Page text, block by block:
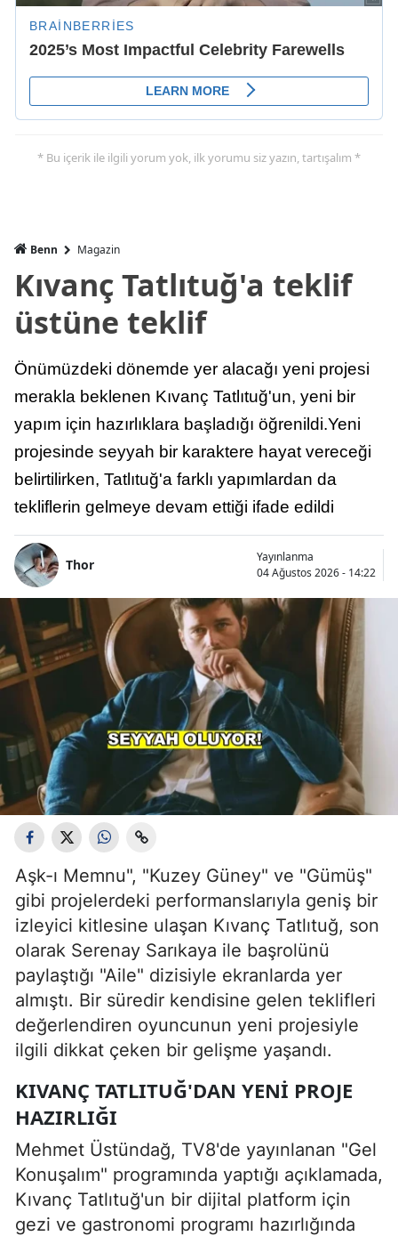
* Bu içerik ile ilgili yorum yok, ilk yorumu siz yazın, tartışalım *
Benn Magazin
Kıvanç Tatlıtuğ'a teklif
üstüne teklif
Önümüzdeki dönemde yer alacağı yeni projesi
merakla beklenen Kıvanç Tatlıtuğ'un, yeni bir
yapım için hazırlıklara başladığı öğrenildi.Yeni
projesinde seyyah bir karaktere hayat vereceği
belirtilirken, Tatlıtuğ'a farklı yapımlardan da
tekliflerin gelmeye devam ettiği ifade edildi
Thor
Yayınlanma
04 Ağustos 2026 - 14:22
Aşk-ı Memnu", "Kuzey Güney" ve "Gümüş"
gibi projelerdeki performanslarıyla geniş bir
izleyici kitlesine ulaşan Kıvanç Tatlıtuğ, son
olarak Serenay Sarıkaya ile başrolünü
paylaştığı "Aile" dizisiyle ekranlarda yer
almıştı. Bir süredir kendisine gelen teklifleri
değerlendiren oyuncunun yeni projesiyle
ilgili dikkat çeken bir gelişme yaşandı.
KIVANÇ TATLITUĞ'DAN YENI PROJE
HAZIRLIĞI
Mehmet Üstündağ, TV8'de yayınlanan "Gel
Konuşalım" programında yaptığı açıklamada,
Kıvanç Tatlıtuğ'un bir dijital platform için
gezi ve gastronomi programı hazırlığında